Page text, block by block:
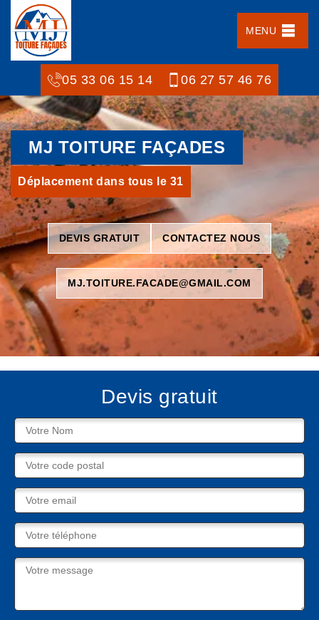
MENU
05 33 06 15 14 06 27 57 46 76
MJ TOITURE FAÇADES
Déplacement dans tous le 31
DEVIS GRATUIT CONTACTEZ NOUS
MJ.TOITURE.FACADE@GMAIL.COM
Devis gratuit